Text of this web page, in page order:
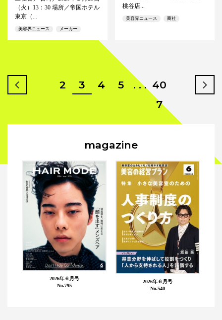
（火）13：30 場所／帝国ホテル
東京（...
美容界ニュース メーカー
桃谷店...
美容界ニュース 商社
2 3 4 5 . . . 40
7
magazine
2026年６月号
No.795
2026年６月号
No.540